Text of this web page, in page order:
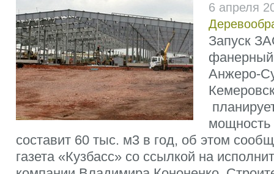
6 апреля
Запуск
фанерный
Анжеро-
мощность
составит 60 тыс. м3 в год, об этом
газета «Кузбасс» со ссылкой на